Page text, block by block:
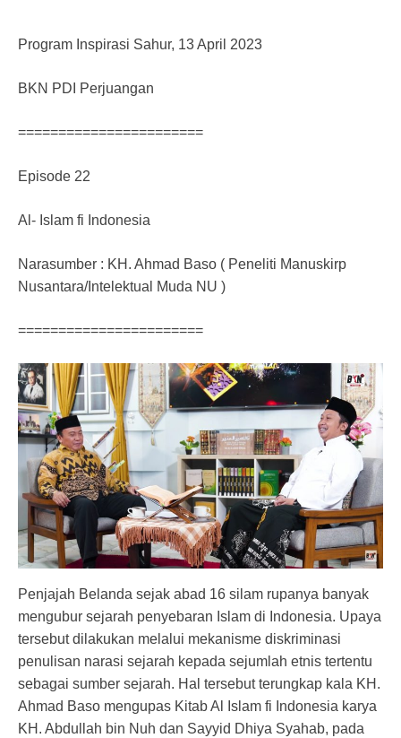
Program Inspirasi Sahur, 13 April 2023
BKN PDI Perjuangan
=======================
Episode 22
Al- Islam fi Indonesia
Narasumber : KH. Ahmad Baso ( Peneliti Manuskirp
Nusantara/Intelektual Muda NU )
=======================
Penjajah Belanda sejak abad 16 silam rupanya banyak
mengubur sejarah penyebaran Islam di Indonesia. Upaya
tersebut dilakukan melalui mekanisme diskriminasi
penulisan narasi sejarah kepada sejumlah etnis tertentu
sebagai sumber sejarah. Hal tersebut terungkap kala KH.
Ahmad Baso mengupas Kitab Al Islam fi Indonesia karya
KH. Abdullah bin Nuh dan Sayyid Dhiya Syahab, pada